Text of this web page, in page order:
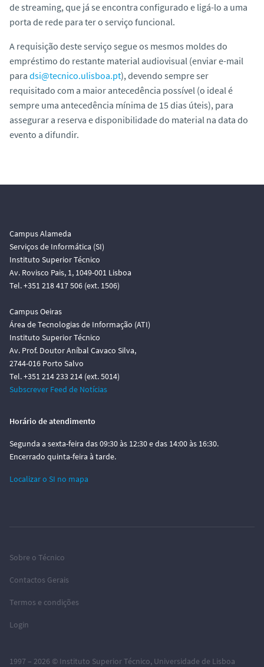
destreaming, que já se encontra configurado e ligá-lo a uma
porta de rede para ter o serviço funcional.
A requisição deste serviço segue os mesmos moldes do
empréstimo do restante material audiovisual (enviar e-mail
para dsi@tecnico.ulisboa.pt), devendo sempre ser
requisitado com a maior antecedência possível (o ideal é
sempre uma antecedência mínima de 15 dias úteis), para
assegurar a reserva e disponibilidade do material na data do
evento a difundir.
Campus Alameda
Serviços de Informática (SI)
Instituto Superior Técnico
Av. Rovisco Pais, 1, 1049-001 Lisboa
Tel. +351 218 417 506 (ext. 1506)
Campus Oeiras
Área de Tecnologias de Informação (ATI)
Instituto Superior Técnico
Av. Prof. Doutor Aníbal Cavaco Silva,
2744-016 Porto Salvo
Tel. +351 214 233 214 (ext. 5014)
Subscrever Feed de Notícias
Horário de atendimento
Segunda a sexta-feira das 09:30 às 12:30 e das 14:00 às 16:30.
Encerrado quinta-feira à tarde.
Localizar o SI no mapa
Sobre o Técnico
Contactos Gerais
Termos e condições
Login
1997 – 2026 © Instituto Superior Técnico, Universidade de Lisboa